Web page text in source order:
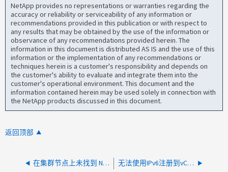
NetApp provides no representations or warranties regarding the
accuracy or reliability or serviceability of any information or
recommendations provided in this publication or with respect to
any results that may be obtained by the use of the information or
observance of any recommendations provided herein. The
information in this document is distributed AS IS and the use of this
information or the implementation of any recommendations or
techniques herein is a customer's responsibility and depends on
the customer's ability to evaluate and integrate them into the
customer's operational environment. This document and the
information contained herein may be used solely in connection with
the NetApp products discussed in this document.
返回顶部
在集群节点上未找到 NFS 协议端点 无法使用IPv6注册到vCenter